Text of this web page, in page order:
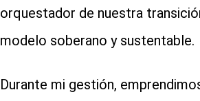
orquestador de nuestra
modelo soberano y sustentable.
Durante mi gestión,